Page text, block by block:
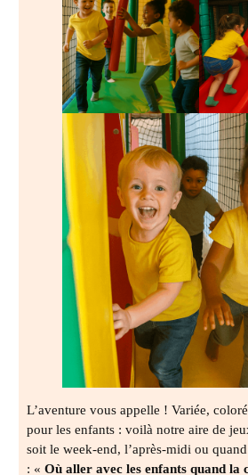
L’aventure vous appelle ! Variée,
pour les enfants : voilà notre aire de
soit le week-end, l’après-midi ou
: «Où aller avec les enfants quand la